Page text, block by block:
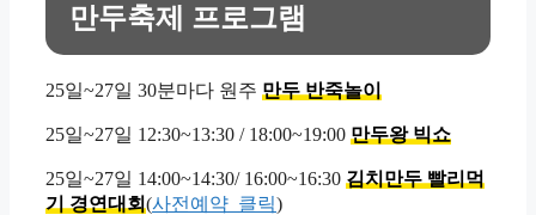
만두축제 프로그램
25일~27일 30분마다 원주 만두 반죽놀이
25일~27일 12:30~13:30 / 18:00~19:00 만두왕 빅쇼
25일~27일 14:00~14:30/ 16:00~16:30 김치만두 빨리먹
기 경연대회(사전예약_클릭)